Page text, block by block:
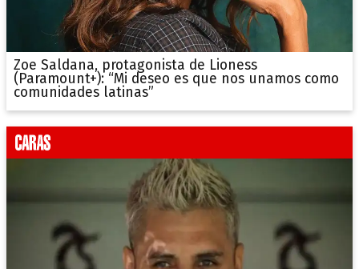
Zoe Saldana, protagonista de Lioness
(Paramount+): “Mi deseo es que nos unamos como
comunidades latinas”